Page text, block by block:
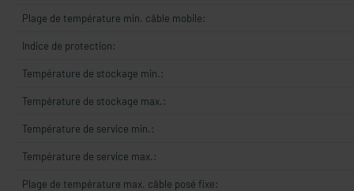
Plage de température min. câble mobile:
Indice de protection:
Température de stockage min.:
Température de stockage max.:
Température de service min.:
Température de service max.:
Plage de température max. câble posé fixe: